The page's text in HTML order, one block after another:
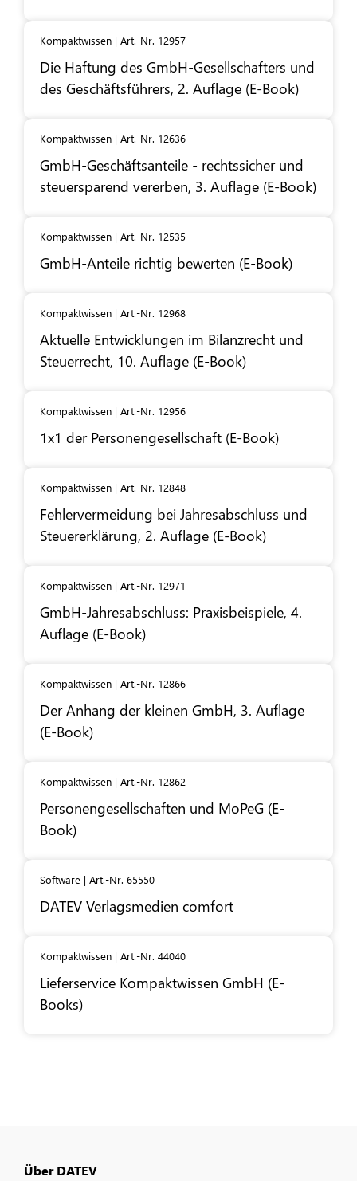
Kompaktwissen | Art.-Nr. 12957
Die Haftung des GmbH-Gesellschafters und
des Geschäftsführers, 2. Auflage (E-Book)
Kompaktwissen | Art.-Nr. 12636
GmbH-Geschäftsanteile - rechtssicher und
steuersparend vererben, 3. Auflage (E-Book)
Kompaktwissen | Art.-Nr. 12535
GmbH-Anteile richtig bewerten (E-Book)
Kompaktwissen | Art.-Nr. 12968
Aktuelle Entwicklungen im Bilanzrecht und
Steuerrecht, 10. Auflage (E-Book)
Kompaktwissen | Art.-Nr. 12956
1x1 der Personengesellschaft (E-Book)
Kompaktwissen | Art.-Nr. 12848
Fehlervermeidung bei Jahresabschluss und
Steuererklärung, 2. Auflage (E-Book)
Kompaktwissen | Art.-Nr. 12971
GmbH-Jahresabschluss: Praxisbeispiele, 4.
Auflage (E-Book)
Kompaktwissen | Art.-Nr. 12866
Der Anhang der kleinen GmbH, 3. Auflage
(E-Book)
Kompaktwissen | Art.-Nr. 12862
Personengesellschaften und MoPeG (E-
Book)
Software | Art.-Nr. 65550
DATEV Verlagsmedien comfort
Kompaktwissen | Art.-Nr. 44040
Lieferservice Kompaktwissen GmbH (E-
Books)
Über DATEV